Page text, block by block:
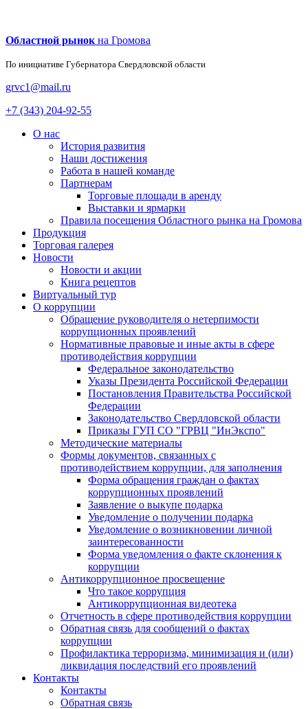
Областной рынок на Громова
По инициативе Губернатора Свердловской области
grvc1@mail.ru
+7 (343) 204-92-55
О нас
История развития
Наши достижения
Работа в нашей команде
Партнерам
Торговые площади в аренду
Выставки и ярмарки
Правила посещения Областного рынка на Громова
Продукция
Торговая галерея
Новости
Новости и акции
Книга рецептов
Виртуальный тур
О коррупции
Обращение руководителя о нетерпимости
коррупционных проявлений
Нормативные правовые и иные акты в сфере
противодействия коррупции
Федеральное законодательство
Указы Президента Российской Федерации
Постановления Правительства Российской
Федерации
Законодательство Свердловской области
Приказы ГУП СО "ГРВЦ "ИнЭкспо"
Методические материалы
Формы документов, связанных с
противодействием коррупции, для заполнения
Форма обращения граждан о фактах
коррупционных проявлений
Заявление о выкупе подарка
Уведомление о получении подарка
Уведомление о возникновении личной
заинтересованности
Форма уведомления о факте склонения к
коррупции
Антикоррупционное просвещение
Что такое коррупция
Антикоррупционная видеотека
Отчетность в сфере противодействия коррупции
Обратная связь для сообщений о фактах
коррупции
Профилактика терроризма, минимизация и (или)
ликвидация последствий его проявлений
Контакты
Контакты
Обратная связь